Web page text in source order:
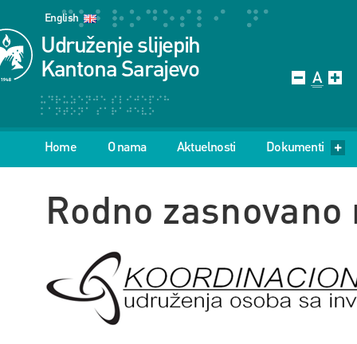
English
Udruženje slijepih
Kantona Sarajevo
Home O nama Aktuelnosti Dokumenti
Rodno